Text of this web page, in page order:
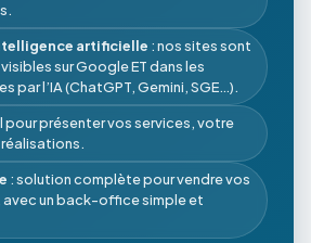
artificielle : nos sites sont
sur Google ET dans les
par l’IA (ChatGPT, Gemini, SGE…).
pour présenter vos services, votre
: solution complète pour vendre vos
avec un back-office simple et